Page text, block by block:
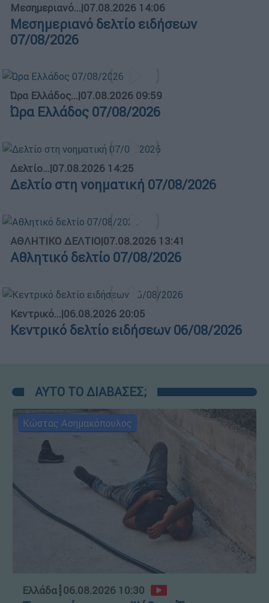
Μεσημεριανό...|07.08.2026 14:06
Μεσημεριανό δελτίο ειδήσεων
07/08/2026
Ώρα Ελλάδος...|07.08.2026 09:59
Ώρα Ελλάδος 07/08/2026
Δελτίο...|07.08.2026 14:25
Δελτίο στη νοηματική 07/08/2026
ΑΘΛΗΤΙΚΟ ΔΕΛΤΙΟ|07.08.2026 13:41
Αθλητικό δελτίο 07/08/2026
Κεντρικό...|06.08.2026 20:05
Κεντρικό δελτίο ειδήσεων 06/08/2026
ΑΥΤΟ ΤΟ ΔΙΑΒΑΣΕΣ;
Κώστας Ασημακόπουλος
Ελλάδα┋06.08.2026 10:30